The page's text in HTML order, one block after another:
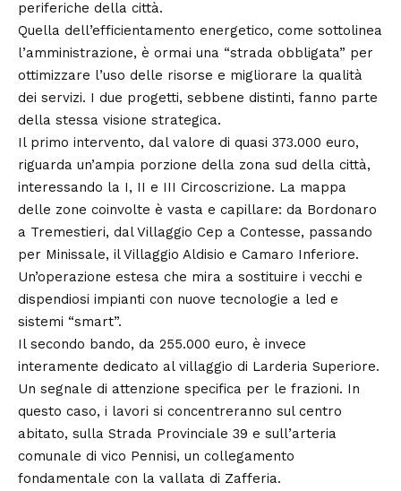
periferiche della città.
Quella dell’efficientamento energetico, come sottolinea
l’amministrazione, è ormai una “strada obbligata” per
ottimizzare l’uso delle risorse e migliorare la qualità
dei servizi. I due progetti, sebbene distinti, fanno parte
della stessa visione strategica.
Il primo intervento, dal valore di quasi 373.000 euro,
riguarda un’ampia porzione della zona sud della città,
interessando la I, II e III Circoscrizione. La mappa
delle zone coinvolte è vasta e capillare: da Bordonaro
a Tremestieri, dal Villaggio Cep a Contesse, passando
per Minissale, il Villaggio Aldisio e Camaro Inferiore.
Un’operazione estesa che mira a sostituire i vecchi e
dispendiosi impianti con nuove tecnologie a led e
sistemi “smart”.
Il secondo bando, da 255.000 euro, è invece
interamente dedicato al villaggio di Larderia Superiore.
Un segnale di attenzione specifica per le frazioni. In
questo caso, i lavori si concentreranno sul centro
abitato, sulla Strada Provinciale 39 e sull’arteria
comunale di vico Pennisi, un collegamento
fondamentale con la vallata di Zafferia.